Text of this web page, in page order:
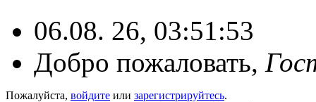
06.08. 26, 03:51:53
Добро пожаловать,
Пожалуйста, войдите или зарегистрируйтесь.